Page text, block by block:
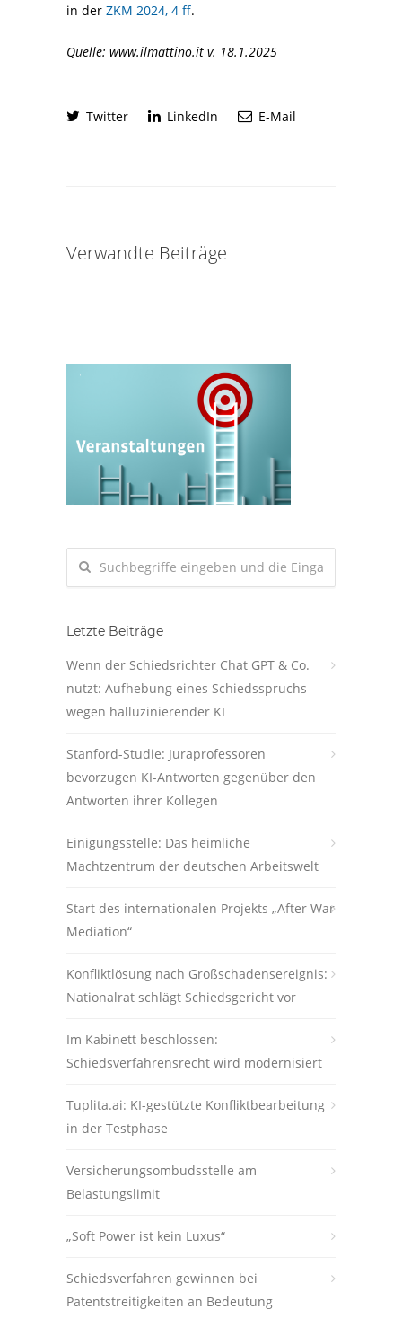
in der ZKM 2024, 4 ff.
Quelle: www.ilmattino.it v. 18.1.2025
Twitter LinkedIn E-Mail
Verwandte Beiträge
Letzte Beiträge
Wenn der Schiedsrichter Chat GPT & Co.
nutzt: Aufhebung eines Schiedsspruchs
wegen halluzinierender KI
Stanford-Studie: Juraprofessoren
bevorzugen KI-Antworten gegenüber den
Antworten ihrer Kollegen
Einigungsstelle: Das heimliche
Machtzentrum der deutschen Arbeitswelt
Start des internationalen Projekts „After War
Mediation“
Konfliktlösung nach Großschadensereignis:
Nationalrat schlägt Schiedsgericht vor
Im Kabinett beschlossen:
Schiedsverfahrensrecht wird modernisiert
Tuplita.ai: KI-gestützte Konfliktbearbeitung
in der Testphase
Versicherungsombudsstelle am
Belastungslimit
„Soft Power ist kein Luxus“
Schiedsverfahren gewinnen bei
Patentstreitigkeiten an Bedeutung